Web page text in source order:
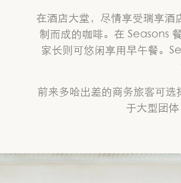
在酒店大堂，尽情享受瑞享
制而成的咖啡。在 Seasons
家长则可悠闲享用早午餐。
前来多哈出差的商务旅客可
于大型团